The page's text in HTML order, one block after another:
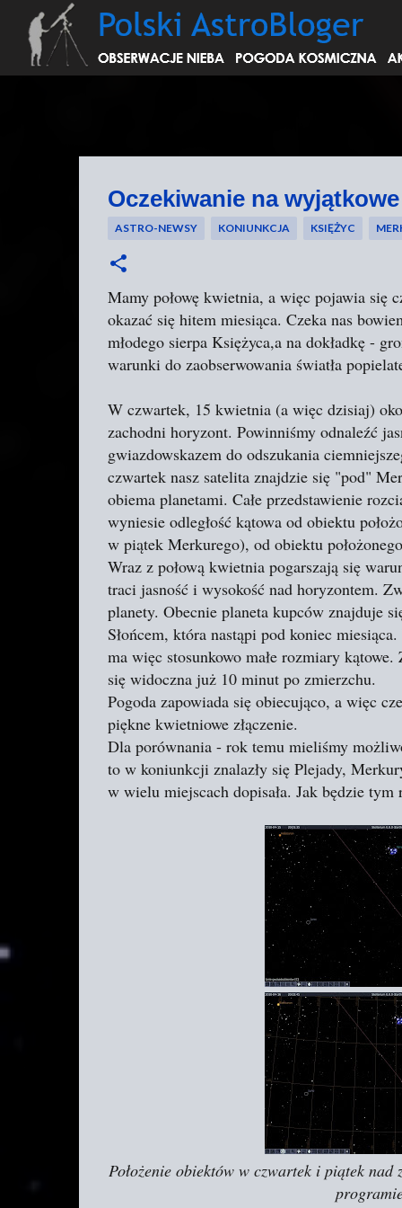
Oczekiwanie na
ASTRO-NEWSY KONIUNKCJA KSIĘŻYC
Mamy połowę kwietnia, a więc pojawia się
okazać się hitem miesiąca. Czeka nas
młodego sierpa Księżyca,a na dokładkę -
warunki do zaobserwowania światła
W czwartek, 15 kwietnia (a więc dzisiaj)
zachodni horyzont. Powinniśmy odnaleźć
gwiazdowskazem do odszukania
czwartek nasz satelita znajdzie się "pod"
obiema planetami. Całe przedstawienie
wyniesie odległość kątowa od obiektu
w piątek Merkurego), od obiektu
Wraz z połową kwietnia pogarszają się
traci jasność i wysokość nad horyzontem.
planety. Obecnie planeta kupców znajduje
Słońcem, która nastąpi pod koniec
ma więc stosunkowo małe rozmiary
się widoczna już 10 minut po zmierzchu.
Pogoda zapowiada się obiecująco, a więc
piękne kwietniowe złączenie.
Dla porównania - rok temu mieliśmy
to w koniunkcji znalazły się Plejady,
w wielu miejscach dopisała. Jak będzie tym
Położenie obiektów w czwartek i piątek